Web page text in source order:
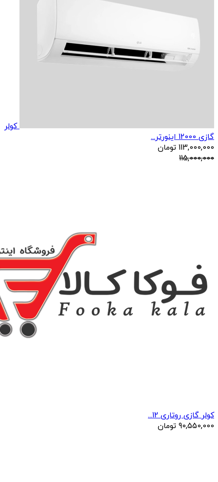
کولر
گازی 12000 اینورتر...
113,000,000 تومان
115,000,000
کولر گازی روتاری 12...
90,550,000 تومان